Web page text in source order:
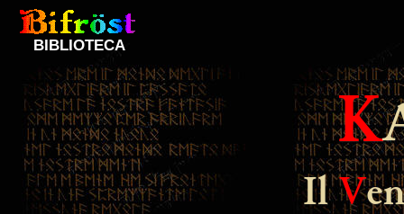
BIBLIOTECA
K
IlV